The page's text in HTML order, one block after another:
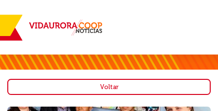
Voltar